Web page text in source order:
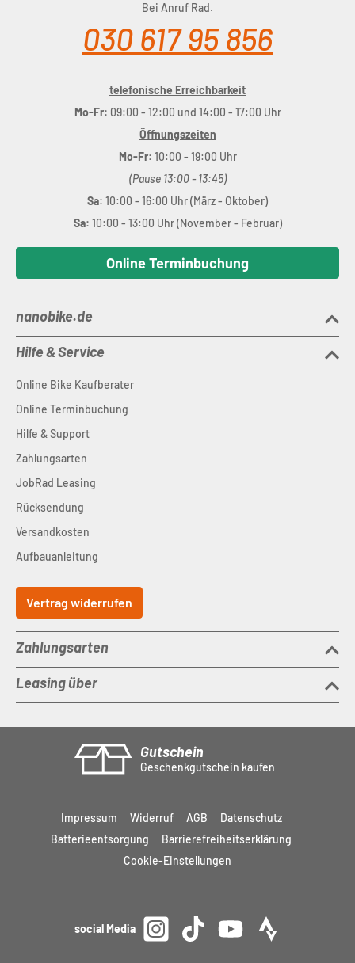
Bei Anruf Rad.
030 617 95 856
telefonische Erreichbarkeit
Mo-Fr: 09:00 - 12:00 und 14:00 - 17:00 Uhr
Öffnungszeiten
Mo-Fr: 10:00 - 19:00 Uhr
(Pause 13:00 - 13:45)
Sa: 10:00 - 16:00 Uhr (März - Oktober)
Sa: 10:00 - 13:00 Uhr (November - Februar)
Online Terminbuchung
nanobike.de
Hilfe & Service
Online Bike Kaufberater
Online Terminbuchung
Hilfe & Support
Zahlungsarten
JobRad Leasing
Rücksendung
Versandkosten
Aufbauanleitung
Vertrag widerrufen
Zahlungsarten
Leasing über
Gutschein
Geschenkgutschein kaufen
Impressum Widerruf AGB
Datenschutz
Batterieentsorgung
Barrierefreiheitserklärung
Cookie-Einstellungen
social Media